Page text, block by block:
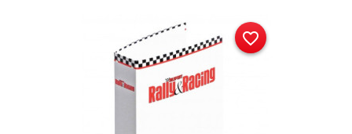
favorite_border